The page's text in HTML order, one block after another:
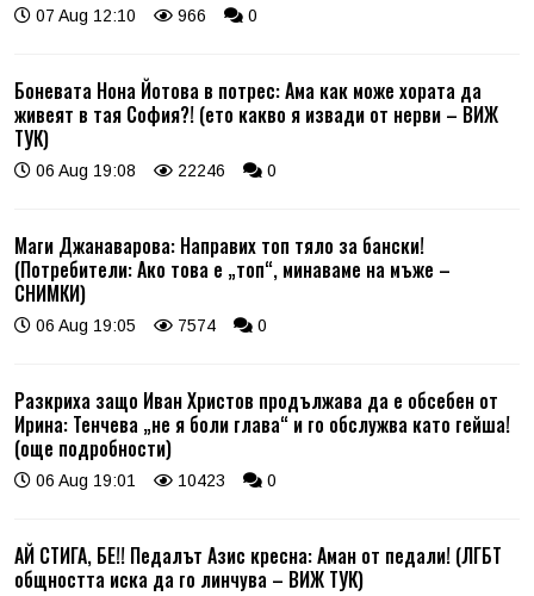
07 Aug 12:10 966 0
Боневата Нона Йотова в потрес: Ама как може хората да
живеят в тая София?! (ето какво я извади от нерви – ВИЖ
ТУК)
06 Aug 19:08 22246 0
Маги Джанаварова: Направих топ тяло за бански!
(Потребители: Ако това е „топ“, минаваме на мъже –
СНИМКИ)
06 Aug 19:05 7574 0
Разкриха защо Иван Христов продължава да е обсебен от
Ирина: Тенчева „не я боли глава“ и го обслужва като гейша!
(още подробности)
06 Aug 19:01 10423 0
АЙ СТИГА, БЕ!! Педалът Азис кресна: Аман от педали! (ЛГБТ
общността иска да го линчува – ВИЖ ТУК)